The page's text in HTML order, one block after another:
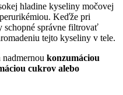
hladine kyseliny močovej
Keďže pri
schopné správne filtrovať
tejto kyseliny v tele.
konzumáciou
cukrov alebo